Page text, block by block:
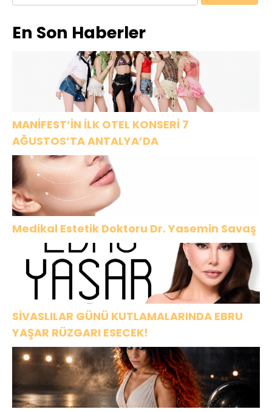
Oldu
En Son Haberler
MANİFEST’İN İLK OTEL KONSERİ 7
AĞUSTOS’TA ANTALYA’DA
Medikal Estetik Doktoru Dr. Yasemin Savaş
SİVASLILAR GÜNÜ KUTLAMALARINDA EBRU
YAŞAR RÜZGARI ESECEK!